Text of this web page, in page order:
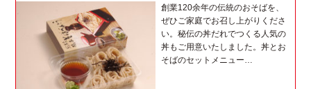
創業120余年の伝統のおそばを、
ぜひご家庭でお召し上がりくださ
い。秘伝の丼だれでつくる人気の
丼もご用意いたしました。丼とお
そばのセットメニュー…